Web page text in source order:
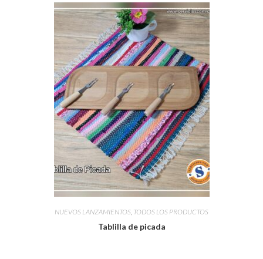
NUEVOS LANZAMIENTOS, TODOS LOS PRODUCTOS
Tablilla de picada